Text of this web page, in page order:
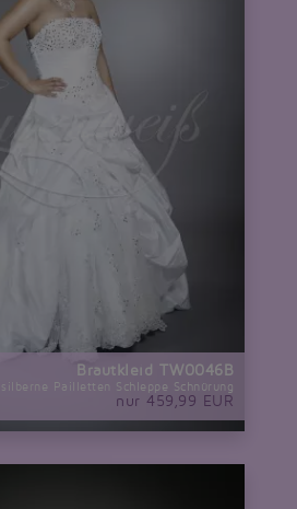
Brautkleid TW0046B
Pailletten Schleppe Schnürung
nur 459,99 EUR